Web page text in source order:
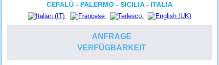
CEFALÙ - PALERMO - SICILIA - ITALIA
ANFRAGE
VERFÜGBARKEIT